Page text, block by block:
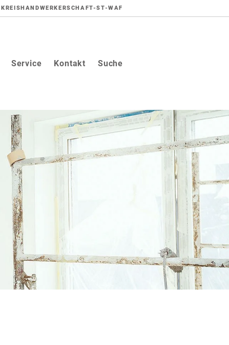
KREISHANDWERKERSCHAFT-ST-WAF
Service Kontakt Suche